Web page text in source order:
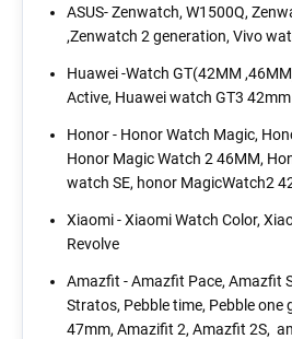
ASUS- Zenwatch, W1500Q,
,Zenwatch 2 generation, Vivo
Huawei -Watch GT(42MM
Active, Huawei watch GT3 42mm
Honor - Honor Watch Magic,
Honor Magic Watch 2 46MM,
watch SE, honor MagicWatch2
Xiaomi - Xiaomi Watch Color,
Revolve
Amazfit -Amazfit Pace, Amazfit
Stratos, Pebble time, Pebble one
47mm, Amazifit 2, Amazfit 2S,